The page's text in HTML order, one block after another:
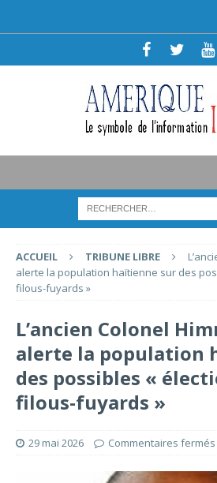
ACCUEIL TRIBUNE LIBRE
alerte la population haïtienne sur des
filous-fuyards »
L’ancien Colonel
alerte la population
des possibles «
filous-fuyards »
29 mai 2026 Commentaires fermés